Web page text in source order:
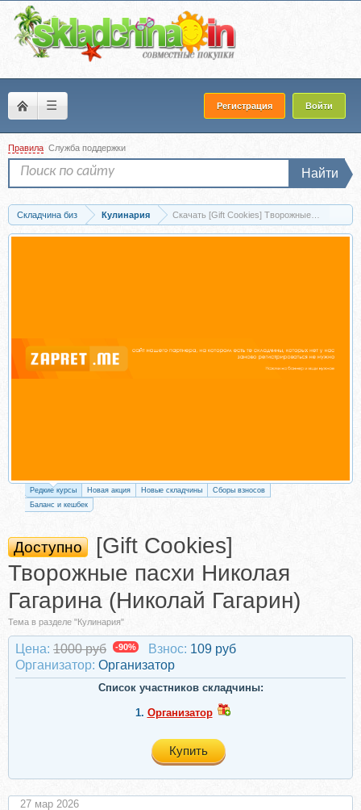
☰ Регистрация Войти
Правила Служба поддержки
Найти
Складчина биз Кулинария Скачать [Gift Cookies] Творожные пасхи
Редкие курсы Новая акция Новые складчины
Сборы взносов
Баланс и кешбек
Доступно
[Gift Cookies]
Творожные пасхи Николая
Гагарина (Николай Гагарин)
Тема в разделе "Кулинария"
Цена: 1000 руб -90% Взнос: 109 руб
Организатор: Организатор
Список участников складчины:
1. Организатор
Купить
27 мар 2026